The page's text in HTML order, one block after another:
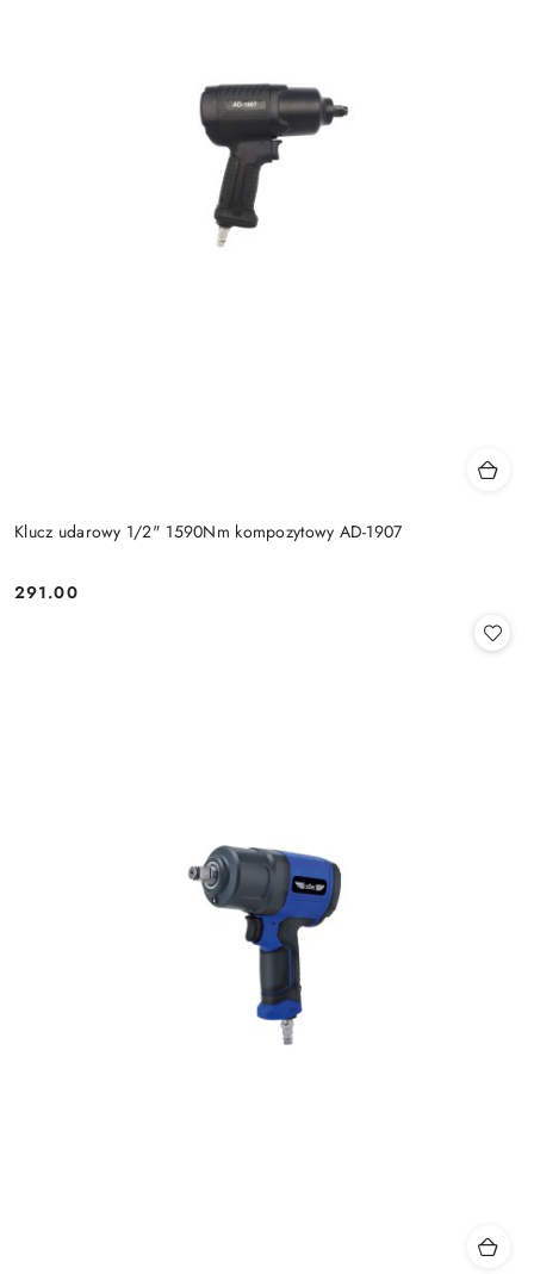
Klucz udarowy 1/2" 1590Nm kompozytowy AD-1907
Cena:
291.00